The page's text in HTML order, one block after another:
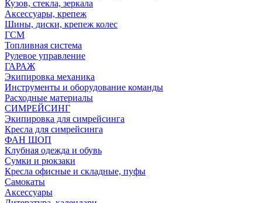
Кузов, стекла, зеркала
Аксессуары, крепеж
Шины, диски, крепеж колес
ГСМ
Топливная система
Рулевое управление
ГАРАЖ
Экипировка механика
Инструменты и оборудование команды
Расходные материалы
СИМРЕЙСИНГ
Экипировка для симрейсинга
Кресла для симрейсинга
ФАН ШОП
Клубная одежда и обувь
Сумки и рюкзаки
Кресла офисные и складные, пуфы
Самокаты
Аксессуары